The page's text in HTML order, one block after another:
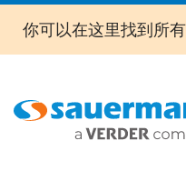
Skip
main
你可以在这里找到所